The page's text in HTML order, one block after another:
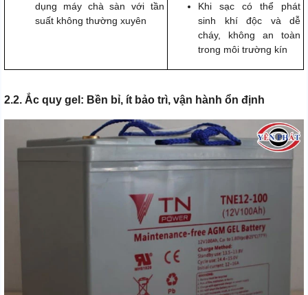
dụng máy chà sàn với tần
suất không thường xuyên
Khi sạc có thể phát
sinh khí độc và dễ
cháy, không an toàn
trong môi trường kín
2.2. Ắc quy gel: Bền bỉ, ít bảo trì, vận hành ổn định